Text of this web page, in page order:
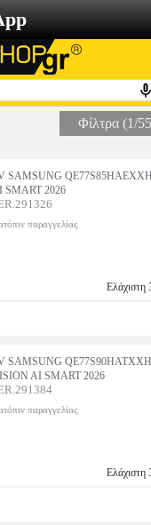
Φίλτρα (1/
SAMSUNG
SMART 2026
παραγγελίας
Ελάχιστη
SAMSUNG
AI SMART 2026
παραγγελίας
Ελάχιστη